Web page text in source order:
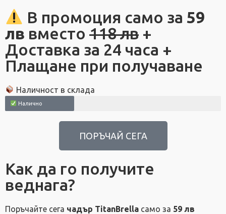
В промоция само за 59
лв вместо 118 лв +
Доставка за 24 часа +
Плащане при получаване
Наличност в склада
Налично
ПОРЪЧАЙ СЕГА
Как да го получите
веднага?
Поръчайте сега чадър TitanBrella само за 59 лв